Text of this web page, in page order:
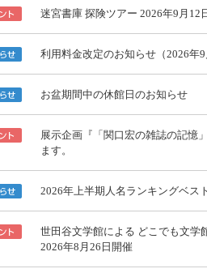
迷宮書庫 探険ツアー 2026年9月12
利用料金改定のお知らせ（2026年9
お盆期間中の休館日のお知らせ
展示企画『「関口宏の雑誌の記憶
ます。
2026年上半期人名ランキングベス
世田谷文学館による どこでも文
2026年8月26日開催